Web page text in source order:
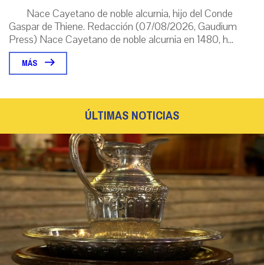
Nace Cayetano de noble alcurnia, hijo del Conde
Gaspar de Thiene. Redacción (07/08/2026, Gaudium
Press) Nace Cayetano de noble alcurnia en 1480, h...
MÁS
ÚLTIMAS NOTICIAS